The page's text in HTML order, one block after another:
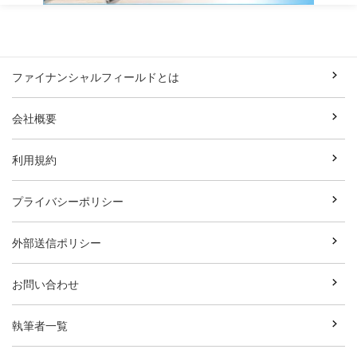
ファイナンシャルフィールドとは
会社概要
利用規約
プライバシーポリシー
外部送信ポリシー
お問い合わせ
執筆者一覧